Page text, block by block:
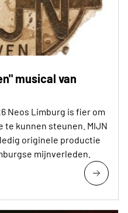
musical van
Neos Limburg is fier om
kunnen steunen. MIJN
originele productie
mijnverleden.